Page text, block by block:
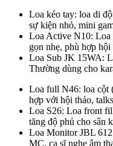
Loa kéo tay: loa di
sự kiện nhỏ, mini
Loa Active N10: Loa
gọn nhẹ, phù hợp
Loa Sub JK 15WA:
Thường dùng cho
Loa full N46: loa cột
hợp với hội thảo,
Loa S26: Loa front
tăng độ phủ cho sân
Loa Monitor JBL
MC, ca sĩ nghe âm